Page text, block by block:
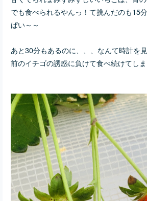
でも食べられるやんっ！て挑んだのも15
ぱい～～
あと30分もあるのに、、、なんて時計を
前のイチゴの誘惑に負けて食べ続けてしま